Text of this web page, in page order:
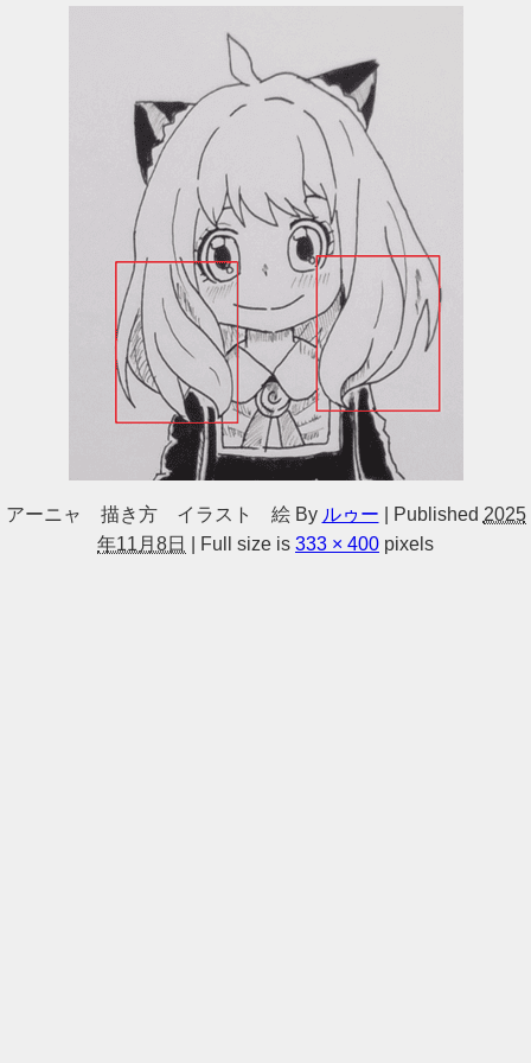
アーニャ 描き方 イラスト 絵 By ルゥー Published 2025
年11月8日
Full size is 333 × 400 pixels